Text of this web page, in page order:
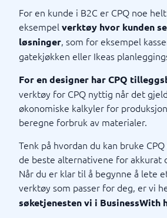
For en kunde i B2C er CPQ noe
eksempel verktøy hvor kunden
løsninger, som for eksempel
gatekjøkken eller Ikeas
For en designer har CPQ
verktøy for CPQ nyttig når det
økonomiske kalkyler for
beregne forbruk av materialer.
Tenk på hvordan du kan bruke
de beste alternativene for akkurat
Når du er klar til å begynne å lete
verktøy som passer for deg, er vi
søketjenesten vi i BusinessWith